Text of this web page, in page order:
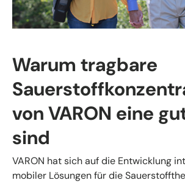
Warum tragbare
von VARON eine
sind
VARON hat sich auf die Entwicklung
mobiler Lösungen für die